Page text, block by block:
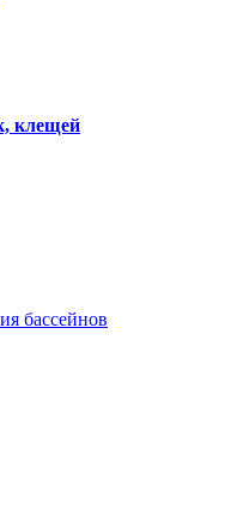
клещей
бассейнов